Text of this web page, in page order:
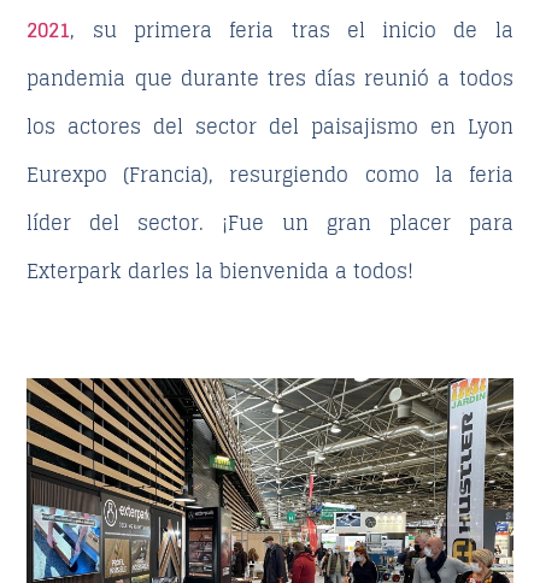
2021, su primera feria tras el inicio de la
pandemia que durante tres días reunió a todos
los actores del sector del paisajismo en Lyon
Eurexpo (Francia), resurgiendo como la feria
líder del sector. ¡Fue un gran placer para
Exterpark darles la bienvenida a todos!